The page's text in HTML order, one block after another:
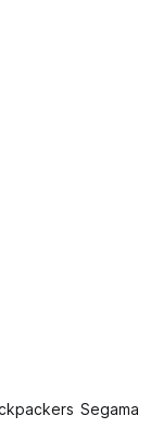
Segama